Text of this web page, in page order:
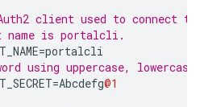
client used to connect
name is portalcli.
=portalcli
using uppercase,
=Abcdefg@1